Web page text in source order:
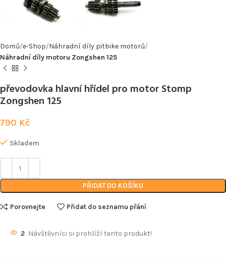
Domů e-Shop Náhradní díly pitbike motorů
Náhradní díly motoru Zongshen 125
převodovka hlavní hřídel pro motor Stomp
Zongshen 125
790 Kč
Skladem
PŘIDAT DO KOŠÍKU
Porovnejte Přidat do seznamu přání
2 Návštěvníci si prohlíží tento produkt!